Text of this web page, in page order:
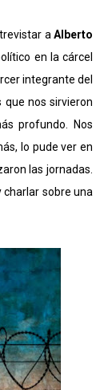
a Alberto
en la cárcel
integrante del
que nos sirvieron
profundo. Nos
lo pude ver en
las jornadas.
sobre una